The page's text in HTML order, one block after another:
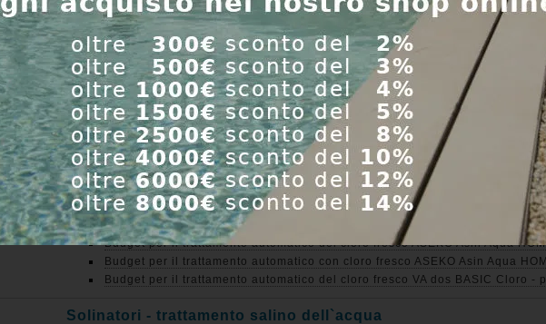
Budget per il trattamento automatico con cloro fresco ASEKO Asin Aqua
Budget per il trattamento automatico del cloro fresco ASEKO Asin Aqua S
Budget per il trattamento automatico con cloro fresco ASEKO Asin Aqua CLF
Budget per il trattamento automatico con cloro fresco ASEKO Asin Aqua S
Budget per il trattamento automatico del cloro dell`acqua dolce ASEKO Asin
Budget per il trattamento automatico del cloro dell`acqua dolce ASEKO Asin
Budget per il trattamento automatico con cloro fresco ASEKO Asin Aqua
Budget per il trattamento automatico con cloro fresco ASEKO Asin Aqua Net
Budget per il trattamento automatico con cloro fresco ASEKO Asin Aqua
Budget per il trattamento automatico con cloro fresco ASEKO Asin Aqua Net
Budget per il trattamento automatico con cloro fresco ASEKO Asin Aqua
Budget per il trattamento automatico con cloro fresco ASEKO Asin Aqua Pro
Budget per il trattamento automatico con cloro fresco ASEKO Asin Aqua Pro
Budget per il trattamento automatico del cloro fresco ASEKO Asin Aqua
Budget per il trattamento automatico con cloro fresco ASEKO Asin Aqua
Budget per il trattamento automatico del cloro fresco VA dos BASIC Cloro -
Solinatori - trattamento salino dell`acqua